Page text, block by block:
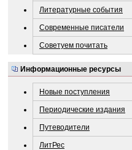
Литературные события
Современные писатели
Советуем почитать
Информационные ресурсы
Новые поступления
Периодические издания
Путеводители
ЛитРес